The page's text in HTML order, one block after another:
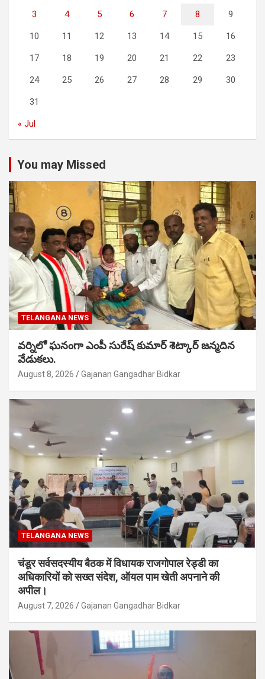
3 4 5 6 7 8 9
10 11 12 13 14 15 16
17 18 19 20 21 22 23
24 25 26 27 28 29 30
31
« Jul
You may Missed
TELANGANA NEWS
వర్నిలో ఘనంగా ఎంపీ సురేష్ కుమార్ శెట్కార్ జన్మదిన
వేడుకలు.
August 8, 2026 Gajanan Gangadhar Bidkar
TELANGANA NEWS
चंडूर सर्वसदस्यीय बैठक में विधायक राजगोपाल रेड्डी का
अधिकारियों को सख्त संदेश, ऑयल पाम खेती अपनाने की
अपील।
August 7, 2026 Gajanan Gangadhar Bidkar